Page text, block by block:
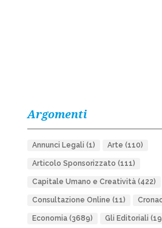
Argomenti
Annunci Legali (1) Arte (110)
Articolo Sponsorizzato (111)
Capitale Umano e Creatività(422)
Consultazione Online (11)
Economia(3689) Gli Editoriali